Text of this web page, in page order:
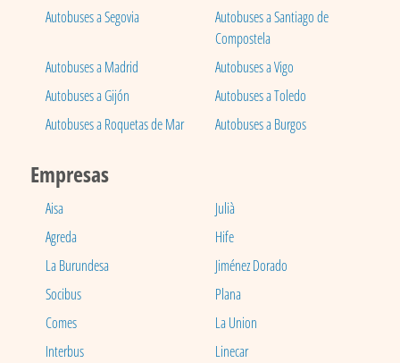
Autobuses a Segovia
Autobuses a Santiago de
Compostela
Autobuses a Madrid
Autobuses a Vigo
Autobuses a Gijón
Autobuses a Toledo
Autobuses a Roquetas de Mar
Autobuses a Burgos
Empresas
Aisa
Julià
Agreda
Hife
La Burundesa
Jiménez Dorado
Socibus
Plana
Comes
La Union
Interbus
Linecar